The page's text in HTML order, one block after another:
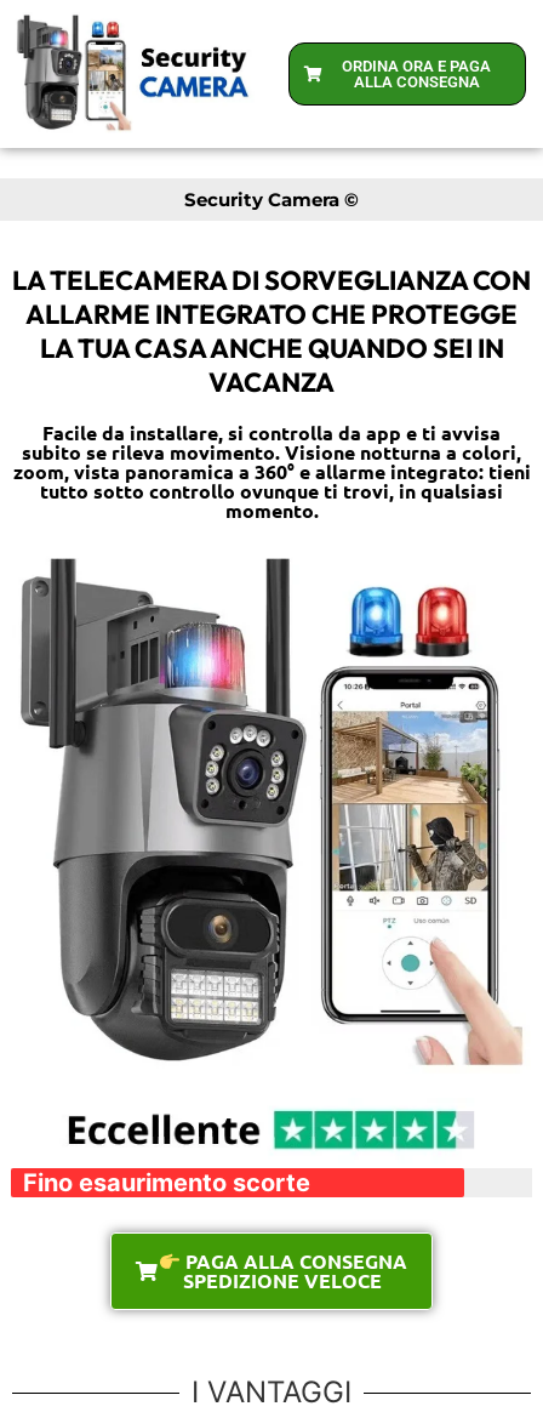
ORDINA ORA E PAGA
ALLA CONSEGNA
Security Camera ©
LA TELECAMERA DI SORVEGLIANZA CON
ALLARME INTEGRATO CHE PROTEGGE
LA TUA CASA ANCHE QUANDO SEI IN
VACANZA
Facile da installare, si controlla da app e ti avvisa
subito se rileva movimento. Visione notturna a colori,
zoom, vista panoramica a 360° e allarme integrato: tieni
tutto sotto controllo ovunque ti trovi, in qualsiasi
momento.
Fino esaurimento scorte
PAGA ALLA CONSEGNA
SPEDIZIONE VELOCE
I VANTAGGI